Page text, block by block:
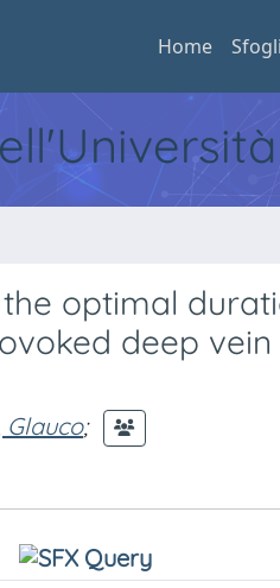
Home
the optimal
deep vein
Glauco;